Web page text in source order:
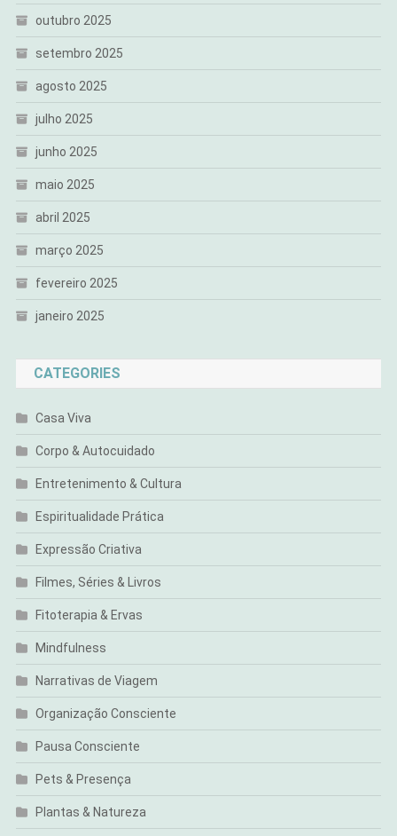
outubro 2025
setembro 2025
agosto 2025
julho 2025
junho 2025
maio 2025
abril 2025
março 2025
fevereiro 2025
janeiro 2025
CATEGORIES
Casa Viva
Corpo & Autocuidado
Entretenimento & Cultura
Espiritualidade Prática
Expressão Criativa
Filmes, Séries & Livros
Fitoterapia & Ervas
Mindfulness
Narrativas de Viagem
Organização Consciente
Pausa Consciente
Pets & Presença
Plantas & Natureza